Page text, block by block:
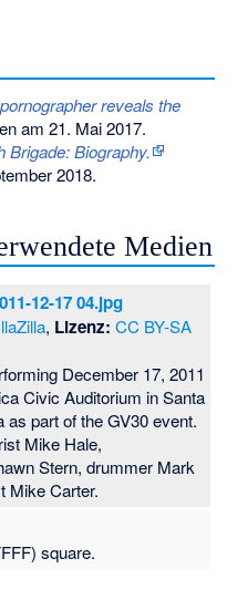
reveals the
am 21. Mai 2017.
Brigade: Biography.
2018.
Medien
12-17 04.jpg
, Lizenz: CC BY-SA
December 17, 2011
Civic Auditorium in Santa
as part of the GV30 event.
Mike Hale,
Stern, drummer Mark
Mike Carter.
square.